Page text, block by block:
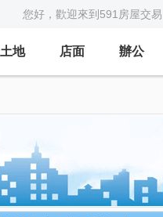
您好，歡迎來到591房屋交易
土地 店面 辦公